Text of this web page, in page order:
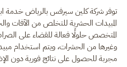
توفر شركة كلين سيرفس بالرياض خدمة
المبيدات الحشرية للتخلص من الآفات
المتخصص حلولًا فعالة للقضاء على
وغيرها من الحشرات، ويتم استخدام
مجربة للحصول على نتائج فورية دون